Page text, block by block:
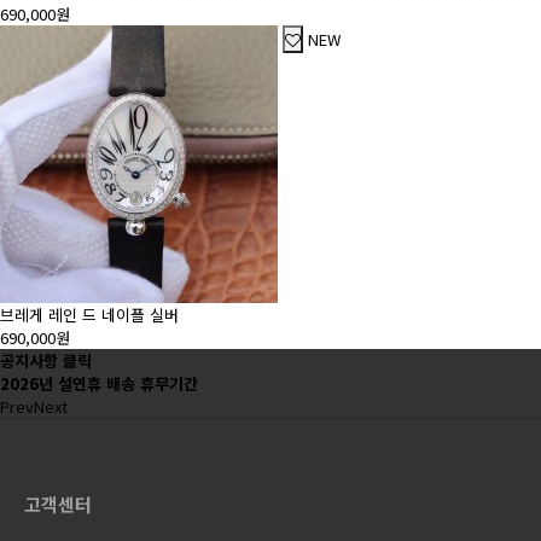
690,000원
NEW
브레게 레인 드 네이플 실버
690,000원
공지사항 클릭
2026년 설연휴 배송 휴무기간
PrevNext
고객센터